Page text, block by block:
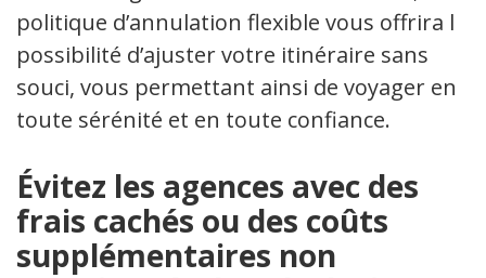
politique d’annulation flexible vous offrira la
possibilité d’ajuster votre itinéraire sans
souci, vous permettant ainsi de voyager en
toute sérénité et en toute confiance.
Évitez les agences avec des
frais cachés ou des coûts
supplémentaires non